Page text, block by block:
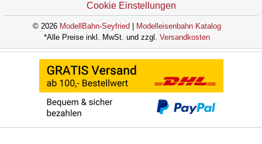
Cookie Einstellungen
© 2026 ModellBahn-Seyfried
Modelleisenbahn Katalog
*Alle Preise inkl. MwSt. und zzgl. Versandkosten